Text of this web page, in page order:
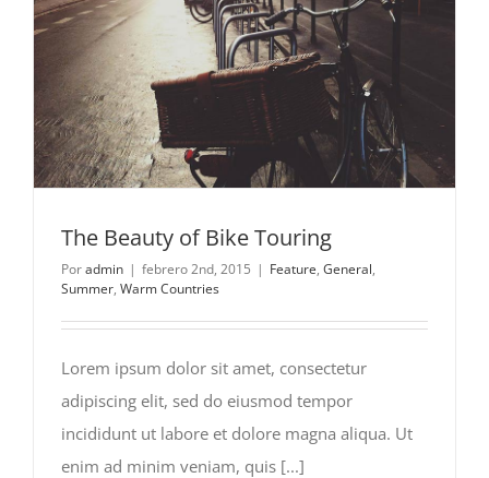
The Beauty of Bike Touring
Poradmin | febrero 2nd, 2015 | Feature, General,
Summer, Warm Countries
Lorem ipsum dolor sit amet, consectetur
adipiscing elit, sed do eiusmod tempor
incididunt ut labore et dolore magna aliqua. Ut
enim ad minim veniam, quis [...]